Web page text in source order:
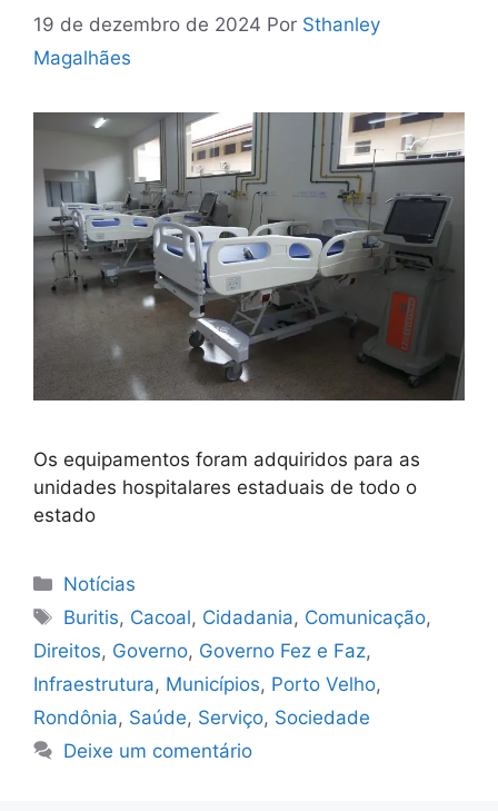
19 de dezembro de 2024 Por Sthanley
Magalhães
Os equipamentos foram adquiridos para as
unidades hospitalares estaduais de todo o
estado
Categorias
Notícias
Tags
Buritis, Cacoal, Cidadania, Comunicação,
Direitos, Governo, Governo Fez e Faz,
Infraestrutura, Municípios, Porto Velho,
Rondônia, Saúde, Serviço, Sociedade
Deixe um comentário